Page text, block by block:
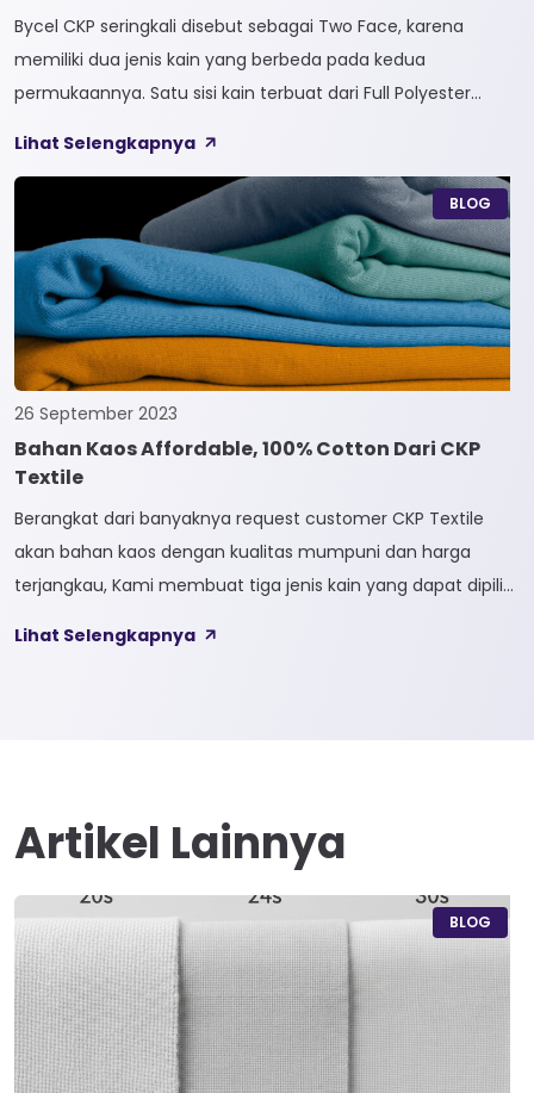
Bycel CKP seringkali disebut sebagai Two Face, karena
memiliki dua jenis kain yang berbeda pada kedua
permukaannya. Satu sisi kain terbuat dari Full Polyester
Bycel merupakan kain High-End karena bersifat Fungsional,
dapat digunakan sesuai kebutuhan customer. Selain itu,
kain Bycel juga diberi teknologi teranyar yakni pemberian
dua jenis […]
Lihat Selengkapnya
BLOG
26 September 2023
Bahan Kaos Affordable, 100% Cotton Dari CKP
Textile
Berangkat dari banyaknya request customer CKP Textile
akan bahan kaos dengan kualitas mumpuni dan harga
terjangkau, Kami membuat tiga jenis kain yang dapat dipilih
kain yang bahan dasarnya 100% cotton. Softcel juga sering
Lihat Selengkapnya
Artikel Lainnya
BLOG